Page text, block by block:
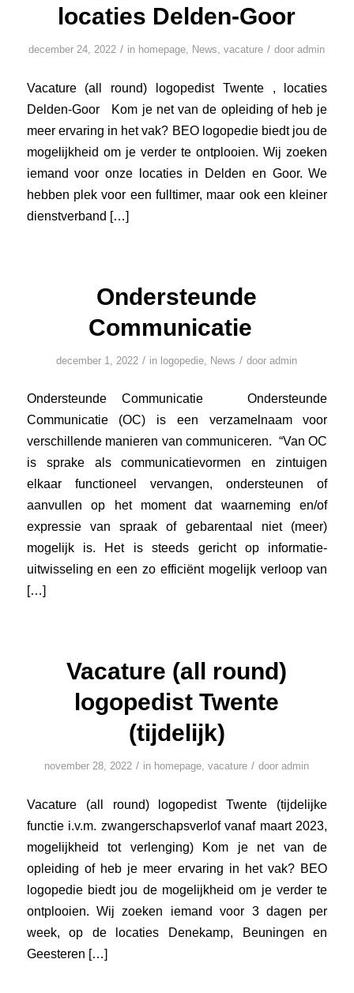
locaties Delden-Goor
december 24, 2022 / in homepage, News,vacature / dooradmin
Vacature (all round) logopedist Twente , locaties
Delden-Goor Kom je net van de opleiding of heb je
meer ervaring in het vak? BEO logopedie biedt jou de
mogelijkheid om je verder te ontplooien. Wij zoeken
iemand voor onze locaties in Delden en Goor. We
hebben plek voor een fulltimer, maar ook een kleiner
dienstverband […]
Ondersteunde
Communicatie
december 1, 2022 / in logopedie News / dooradmin
Ondersteunde Communicatie Ondersteunde
Communicatie (OC) is een verzamelnaam voor
verschillende manieren van communiceren. “Van OC
is sprake als communicatievormen en zintuigen
elkaar functioneel vervangen, ondersteunen of
aanvullen op het moment dat waarneming en/of
expressie van spraak of gebarentaal niet (meer)
mogelijk is. Het is steeds gericht op informatie-
uitwisseling en een zo efficiënt mogelijk verloop van
[…]
Vacature (all round)
logopedist Twente
(tijdelijk)
november 28, 2022 / in homepage ,vacature / dooradmin
Vacature (all round) logopedist Twente (tijdelijke
functie i.v.m. zwangerschapsverlof vanaf maart 2023,
mogelijkheid tot verlenging) Kom je net van de
opleiding of heb je meer ervaring in het vak? BEO
logopedie biedt jou de mogelijkheid om je verder te
ontplooien. Wij zoeken iemand voor 3 dagen per
week, op de locaties Denekamp, Beuningen en
Geesteren […]